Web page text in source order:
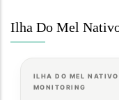
Ilha Do Mel
ILHA DO MEL
MONITORING